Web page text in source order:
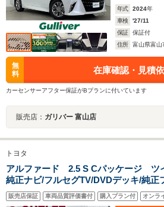
年式 2024年
車検
'27/11
保証
保証付
住所
富山県富山
無
料
在庫確認・見積
カーセンサーアフター保証がBプランに付いています
販売店： ガリバー 富山店
トヨタ
アルファード 2.5 S Cパッケージ ツ
純正ナビ/フルセグTV/DVDデッキ/純正
ニター/ETC/黒革シート/快適温熱シー
ズコントロール/GPSレーダー/パワー
販売店保証 車両品質評価書付 購入プラン付 オンラ